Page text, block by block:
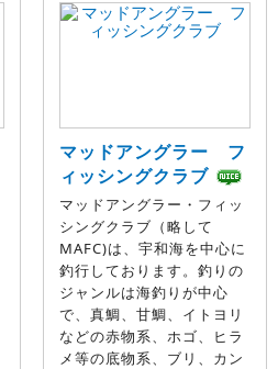
マッドアングラー フ
ィッシングクラブ
マッドアングラー・フィッ
シングクラブ（略して
MAFC)は、宇和海を中心に
釣行しております。釣りの
ジャンルは海釣りが中心
で、真鯛、甘鯛、イトヨリ
などの赤物系、ホゴ、ヒラ
メ等の底物系、ブリ、カン